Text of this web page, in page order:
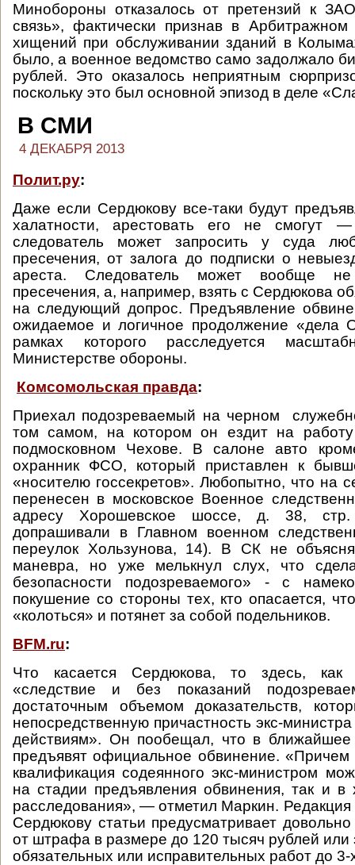
Минобороны отказалось от претензий к
связь», фактически признав в
хищений при обслуживании зданий в
было, а военное ведомство само задолжало
рублей. Это оказалось неприятным
поскольку это был основной эпизод в деле
В СМИ
4 ДЕКАБРЯ 2013
Полит.ру:
Даже если Сердюкову все-таки будут
халатности, арестовать его не смогут
следователь может запросить у суда
пресечения, от залога до подписки о
ареста. Следователь может вообще
пресечения, а, например, взять с Сердюкова
на следующий допрос. Предъявление
ожидаемое и логичное продолжение «дела
рамках которого расследуется
Министерстве обороны.
Комсомольская правда:
Приехал подозреваемый на черном
том самом, на котором он ездит на
подмосковном Чехове. В салоне авто
охранник ФСО, который приставлен к
«носителю госсекретов». Любопытно, что на
перенесен в московское Военное
адресу Хорошевское шоссе, д. 38,
допрашивали в Главном военном
переулок Хользунова, 14). В СК не
маневра, но уже мелькнул слух, что
безопасности подозреваемого» - с
покушение со стороны тех, кто опасается,
«колоться» и потянет за собой подельников.
BFM.ru:
Что касается Сердюкова, то здесь, как
«следствие и без показаний
достаточным объемом доказательств,
непосредственную причастность экс-
действиям». Он пообещал, что в
предъявят официальное обвинение. «Причем
квалификация содеянного экс-министром
на стадии предъявления обвинения, так и в
расследования», — отметил Маркин.
Сердюкову статьи предусматривает довольно
от штрафа в размере до 120 тысяч рублей или
обязательных или исправительных работ до